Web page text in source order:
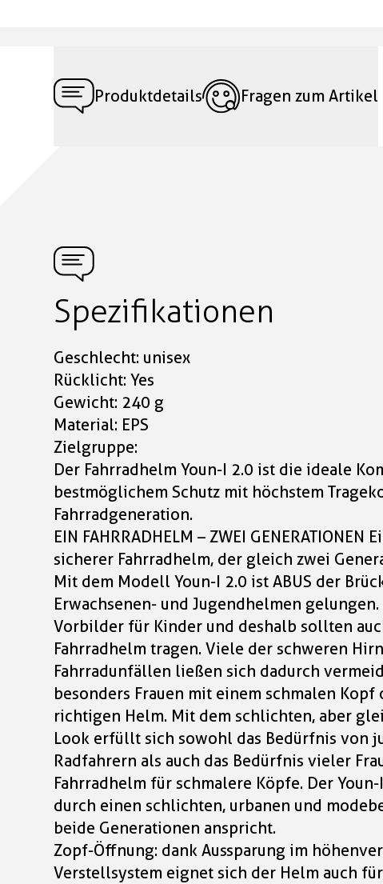
Produktdetails Fragen zum Artikel
Spezifikationen
Geschlecht: unisex
Rücklicht: Yes
Gewicht: 240 g
Material: EPS
Zielgruppe:
Der Fahrradhelm Youn-I 2.0 ist die ideale
bestmöglichem Schutz mit höchstem
Fahrradgeneration.
EIN FAHRRADHELM – ZWEI GENERATIONEN
sicherer Fahrradhelm, der gleich zwei
Mit dem Modell Youn-I 2.0 ist ABUS der
Erwachsenen- und Jugendhelmen gelungen.
Vorbilder für Kinder und deshalb sollten
Fahrradhelm tragen. Viele der schweren
Fahrradunfällen ließen sich dadurch
besonders Frauen mit einem schmalen
richtigen Helm. Mit dem schlichten, aber
Look erfüllt sich sowohl das Bedürfnis von
Radfahrern als auch das Bedürfnis vieler
Fahrradhelm für schmalere Köpfe. Der
durch einen schlichten, urbanen und
beide Generationen anspricht.
Zopf-Öffnung: dank Aussparung im
Verstellsystem eignet sich der Helm auch